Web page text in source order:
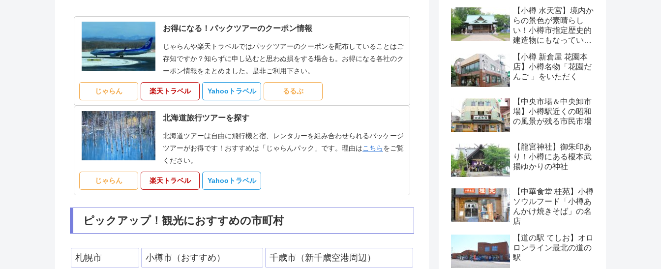
お得になる！パックツアーのクーポン情報
じゃらんや楽天トラベルではパックツアーのクーポンを配布していることはご
存知ですか？知らずに申し込むと思わぬ損をする場合も。お得になる各社のク
ーポン情報をまとめました。是非ご利用下さい。
じゃらん 楽天トラベル Yahooトラベル るるぶ
北海道旅行ツアーを探す
北海道ツアーは自由に飛行機と宿、レンタカーを組み合わせられるパッケージ
ツアーがお得です！おすすめは「じゃらんパック」です。理由はこちらをご覧
ください。
じゃらん 楽天トラベル Yahooトラベル
ピックアップ！観光におすすめの市町村
札幌市 小樽市（おすすめ） 千歳市（新千歳空港周辺）
【小樽 水天宮】境内か
らの景色が素晴らし
い！小樽市指定歴史的
建造物にもなっている
【小樽 新倉屋 花園本
店】小樽名物「花園だ
んご 」をいただく
【中央市場＆中央卸市
場】小樽駅近くの昭和
の風景が残る市民市場
【龍宮神社】御朱印あ
り！小樽にある榎本武
揚ゆかりの神社
【中華食堂 桂苑】小樽
ソウルフード「小樽あ
んかけ焼きそば」の名
店
【道の駅 てしお】オロ
ロンライン最北の道の
駅